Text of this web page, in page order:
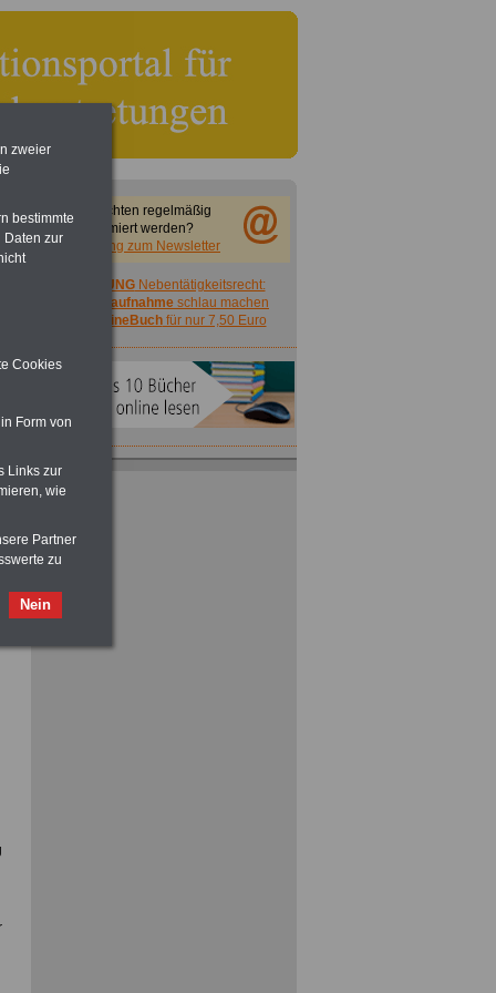
Sie möchten regelmäßig
informiert werden?
Anmeldung zum Newsletter
ACHTUNGNebentätigkeitsrecht:
vor Jobaufnahme schlau machen
OnlineBuchfür nur 7,50 Euro
zweier
bestimmte
Daten zur
Cookies
Form von
Links zur
wie
Partner
zu
Nein